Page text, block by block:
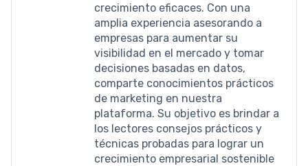
crecimiento eficaces. Con una
amplia experiencia asesorando a
empresas para aumentar su
visibilidad en el mercado y tomar
decisiones basadas en datos,
comparte conocimientos prácticos
de marketing en nuestra
plataforma. Su objetivo es brindar a
los lectores consejos prácticos y
técnicas probadas para lograr un
crecimiento empresarial sostenible